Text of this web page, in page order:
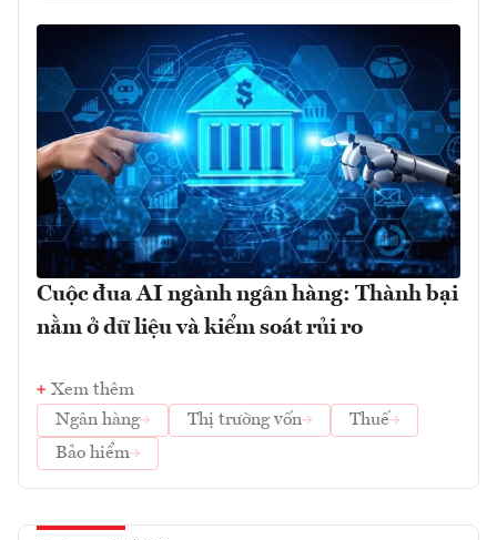
Cuộc đua AI ngành ngân hàng: Thành bại
nằm ở dữ liệu và kiểm soát rủi ro
Xem thêm
Ngân hàng
Thị trường vốn
Thuế
Bảo hiểm